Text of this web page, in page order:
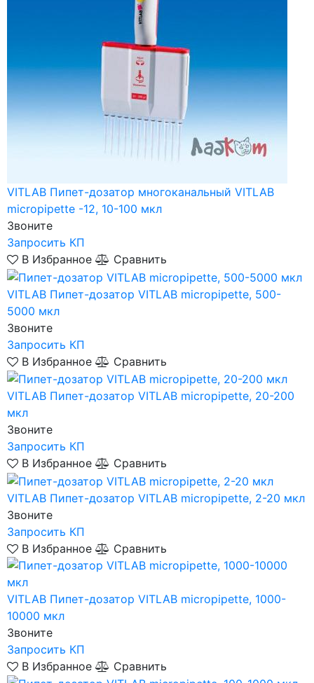
VITLAB Пипет-дозатор многоканальный VITLAB
micropipette -12, 10-100 мкл
Звоните
Запросить КП
В Избранное
Сравнить
VITLAB Пипет-дозатор VITLAB micropipette, 500-
5000 мкл
Звоните
Запросить КП
В Избранное
Сравнить
VITLAB Пипет-дозатор VITLAB micropipette, 20-200
мкл
Звоните
Запросить КП
В Избранное
Сравнить
VITLAB Пипет-дозатор VITLAB micropipette, 2-20 мкл
Звоните
Запросить КП
В Избранное
Сравнить
VITLAB Пипет-дозатор VITLAB micropipette, 1000-
10000 мкл
Звоните
Запросить КП
В Избранное
Сравнить